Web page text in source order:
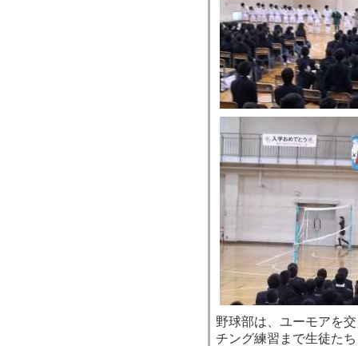
野球部は、ユーモアを
チング練習まで生徒た